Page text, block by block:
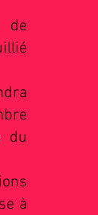
de
du
à